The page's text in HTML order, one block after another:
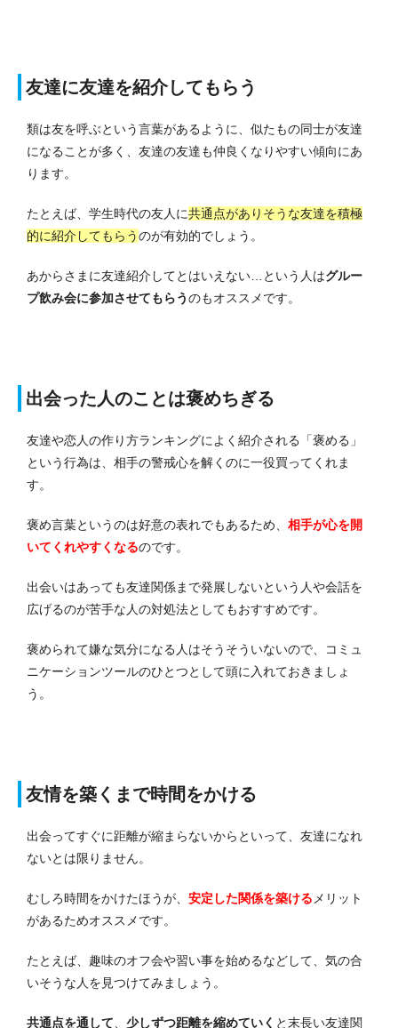
友達に友達を紹介してもらう
類は友を呼ぶという言葉があるように、似たもの同士が友達
になることが多く、友達の友達も仲良くなりやすい傾向にあ
ります。
たとえば、学生時代の友人に共通点がありそうな友達を積極
的に紹介してもらうのが有効的でしょう。
あからさまに友達紹介してとはいえない…という人はグルー
プ飲み会に参加させてもらうのもオススメです。
出会った人のことは褒めちぎる
友達や恋人の作り方ランキングによく紹介される「褒める」
という行為は、相手の警戒心を解くのに一役買ってくれま
す。
褒め言葉というのは好意の表れでもあるため、 相手が心を開
いてくれやすくなるのです。
出会いはあっても友達関係まで発展しないという人や会話を
広げるのが苦手な人の対処法としてもおすすめです。
褒められて嫌な気分になる人はそうそういないので、コミュ
ニケーションツールのひとつとして頭に入れておきましょ
う。
友情を築くまで時間をかける
出会ってすぐに距離が縮まらないからといって、友達になれ
ないとは限りません。
むしろ時間をかけたほうが、 安定した関係を築ける メリット
があるためオススメです。
たとえば、趣味のオフ会や習い事を始めるなどして、気の合
いそうな人を見つけてみましょう。
共通点を通して 少しずつ距離を縮めていく と末長い友達関